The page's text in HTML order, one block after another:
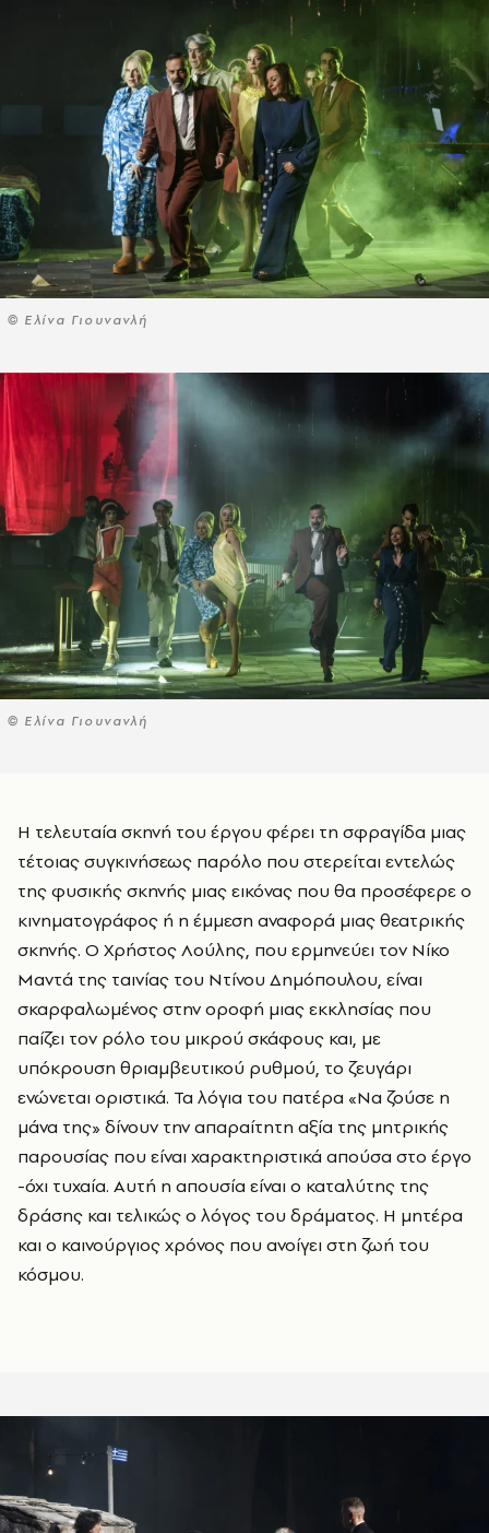
© Ελίνα Γιουνανλή
© Ελίνα Γιουνανλή
Η τελευταία σκηνή του έργου φέρει τη σφραγίδα μιας
τέτοιας συγκινήσεως παρόλο που στερείται εντελώς
της φυσικής σκηνής μιας εικόνας που θα προσέφερε ο
κινηματογράφος ή η έμμεση αναφορά μιας θεατρικής
σκηνής. Ο Χρήστος Λούλης, που ερμηνεύει τον Νίκο
Μαντά της ταινίας του Ντίνου Δημόπουλου, είναι
σκαρφαλωμένος στην οροφή μιας εκκλησίας που
παίζει τον ρόλο του μικρού σκάφους και, με
υπόκρουση θριαμβευτικού ρυθμού, το ζευγάρι
ενώνεται οριστικά. Τα λόγια του πατέρα «Να ζούσε η
μάνα της» δίνουν την απαραίτητη αξία της μητρικής
παρουσίας που είναι χαρακτηριστικά απούσα στο έργο
-όχι τυχαία. Αυτή η απουσία είναι ο καταλύτης της
δράσης και τελικώς ο λόγος του δράματος. Η μητέρα
και ο καινούργιος χρόνος που ανοίγει στη ζωή του
κόσμου.